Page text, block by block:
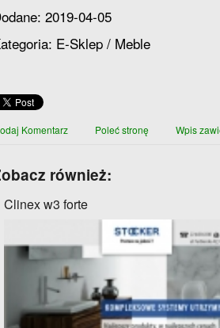
2019-04-05
E-Sklep / Meble
Komentarz Poleć stronę Wpis
również:
Clinex w3 forte